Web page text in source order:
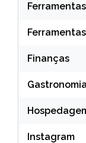
Finanças
Instagram